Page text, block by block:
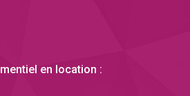
en location :